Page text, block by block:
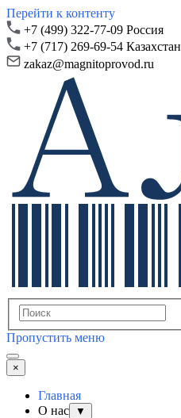
Перейти к контенту
+7 (499) 322-77-09 Россия
+7 (717) 269-69-54 Казахстан
zakaz@magnitoprovod.ru
Пропустить меню
×
Главная
О нас
▼